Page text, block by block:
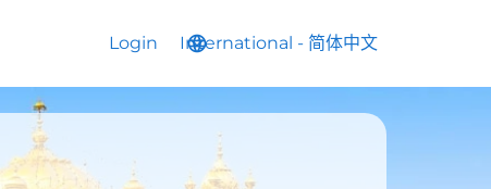
Login language
International - 简体中文
keyboard_arrow_down